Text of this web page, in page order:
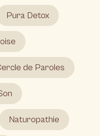
Pura Detox
de Paroles
Naturopathie